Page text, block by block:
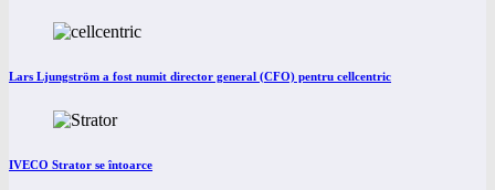
Lars Ljungström a fost numit director general (CFO) pentru cellcentric
IVECO Strator se întoarce